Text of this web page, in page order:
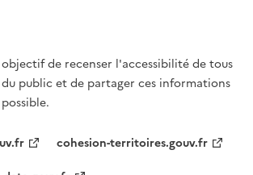
de recenser l'accessibilité de tous
public et de partager ces informations
cohesion-territoires.gouv.fr